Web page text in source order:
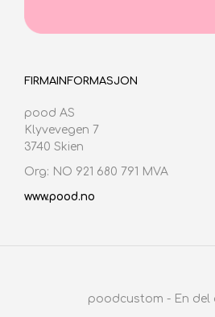
FIRMAINFORMASJON
pood AS
Klyvevegen 7
3740 Skien
Org: NO 921 680 791 MVA
www.pood.no
poodcustom - En